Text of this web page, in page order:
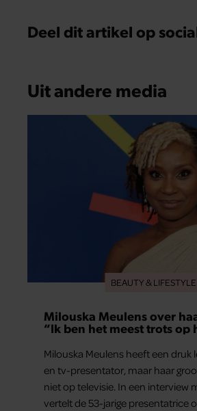
Deel dit artikel op
Uit andere media
BEAUTY & LIFESTYLE
Milouska Meulens over
“Ik ben het meest trots op
Milouska Meulens heeft een druk
en tv-presentator, maar haar
niet op televisie. In een interview
vertelt de 53-jarige presentatrice